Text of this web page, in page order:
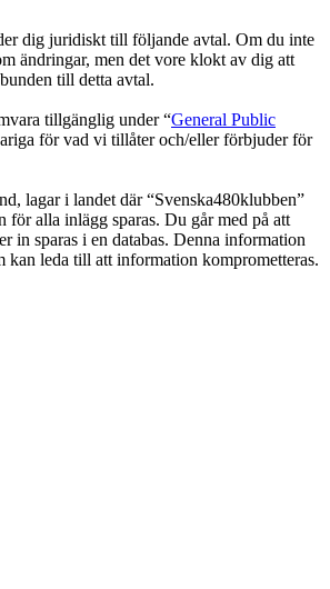
dig juridiskt till följande avtal. Om du inte
ändringar, men det vore klokt av dig att
till detta avtal.
tillgänglig under “General Public
för vad vi tillåter och/eller förbjuder för
lagar i landet där “Svenska480klubben”
för alla inlägg sparas. Du går med på att
in sparas i en databas. Denna information
kan leda till att information komprometteras.